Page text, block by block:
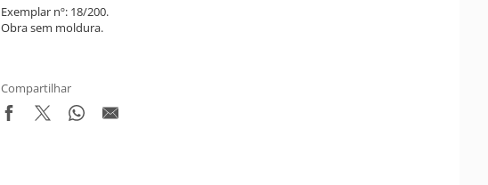
Exemplar nº: 18/200.
Obra sem moldura.
Compartilhar